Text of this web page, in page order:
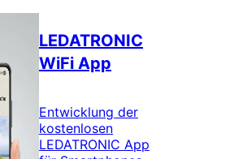
LEDATRONIC
WiFi App
Entwicklung der
kostenlosen
LEDATRONIC App